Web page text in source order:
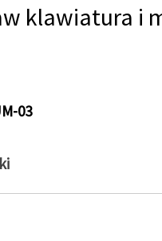
klawiatura i
03